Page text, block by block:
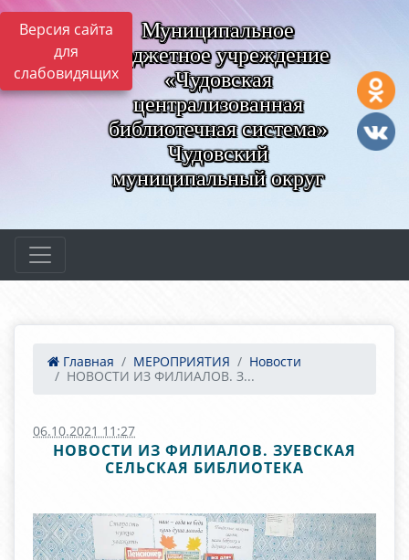
Версия сайта
для
слабовидящих
Муниципальное
бюджетное учреждение
«Чудовская
централизованная
библиотечная система»
Чудовский
муниципальный округ
Главная МЕРОПРИЯТИЯ
Новости
НОВОСТИ ИЗ ФИЛИАЛОВ. З...
06.10.2021 11:27
НОВОСТИ ИЗ ФИЛИАЛОВ. ЗУЕВСКАЯ
СЕЛЬСКАЯ БИБЛИОТЕКА